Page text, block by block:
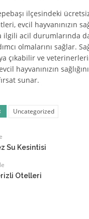
ilçesindeki
evcil hayvanınızın
ilgili acil durumlarında
olmalarını sağlar.
çıkabilir ve
hayvanınızın
sunar.
Uncategorized
Su Kesintisi
Otelleri